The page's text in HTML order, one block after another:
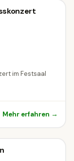
im Festsaal
Mehr erfahren →